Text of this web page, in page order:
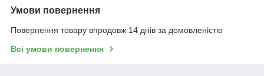
Умови повернення
Повернення товару впродовж 14 днів за домовленістю
Всі умови повернення